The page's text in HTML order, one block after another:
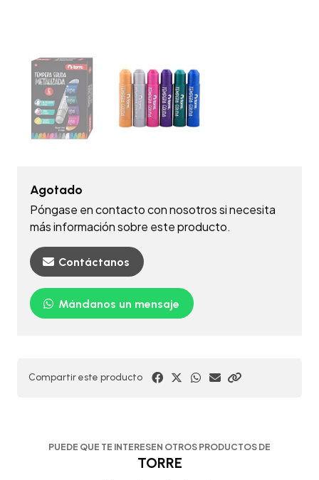
Agotado
Póngase en contacto con nosotros si necesita
más información sobre este producto.
Contáctanos
Mándanos un mensaje
Compartir este producto
PUEDE QUE TE INTERESEN OTROS PRODUCTOS DE
TORRE